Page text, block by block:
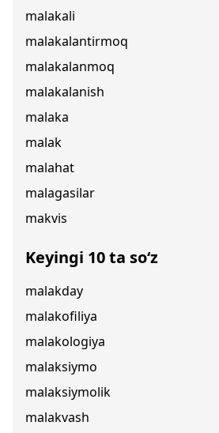
malakali
malakalantirmoq
malakalanmoq
malakalanish
malaka
malak
malahat
malagasilar
makvis
Keyingi 10 ta so‘z
malakday
malakofiliya
malakologiya
malaksiymo
malaksiymolik
malakvash